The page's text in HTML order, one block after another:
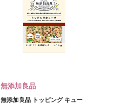
無添加良品
無添加良品 トッピング キュー